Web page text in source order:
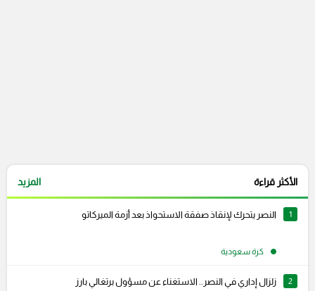
الأكثر قراءة المزيد
1 النصر يتحرك لإنقاذ صفقة الاستحواذ بعد أزمة الميركاتو
كرة سعودية
2 زلزال إداري في النصر.. الاستغناء عن مسؤول برتغالي بارز